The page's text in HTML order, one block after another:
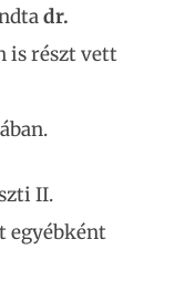
dr.
is részt vett
II.
egyébként